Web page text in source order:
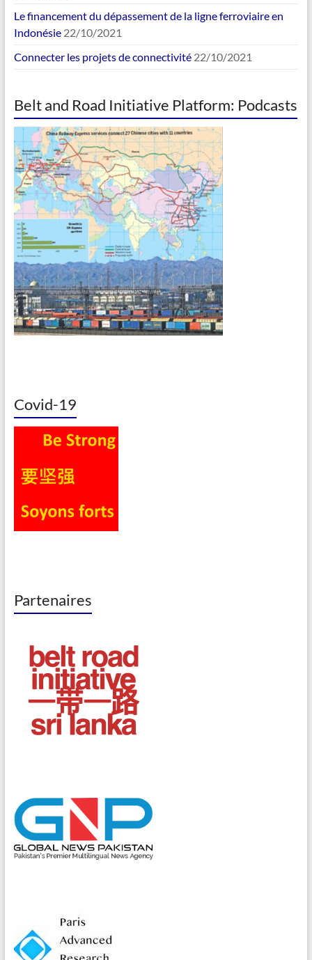
Le financement du dépassement de la ligne ferroviaire en
Indonésie 22/10/2021
Connecter les projets de connectivité 22/10/2021
Belt and Road Initiative Platform: Podcasts
Covid-19
Partenaires